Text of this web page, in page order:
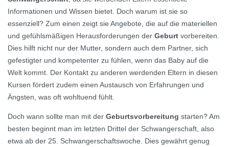
Informationen und Wissen bietet. Doch warum ist sie so
essenziell? Zum einen zeigt sie Angebote, die auf die materiellen
und gefühlsmäßigen Herausforderungen der Geburt vorbereiten.
Dies hilft nicht nur der Mutter, sondern auch dem Partner, sich
gefestigter und kompetenter zu fühlen, wenn das Baby auf die
Welt kommt. Der Kontakt zu anderen werdenden Eltern in diesen
Kursen fördert zudem einen Austausch von Erfahrungen und
Ängsten, was oft wohltuend fühlt.
Doch wann sollte man mit der Geburtsvorbereitung starten? Am
besten beginnt man im letzten Drittel der Schwangerschaft, also
etwa ab der 25. Schwangerschaftswoche. Dies gewährt genug